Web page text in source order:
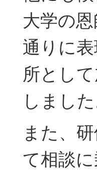
大学の
通りに
所とし
しました
また、
て相談